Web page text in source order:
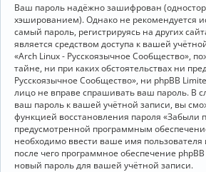
Ваш пароль надёжно зашифрован
хэшированием). Однако не рекомендуется
самый пароль, регистрируясь на других
является средством доступа к вашей
«Arch Linux - Русскоязычное Сообщество»,
тайне, ни при каких обстоятельствах ни
Русскоязычное Сообщество», ни phpBB
лицо не вправе спрашивать ваш пароль. В
ваш пароль к вашей учётной записи, вы
функцией восстановления пароля «Забыли
предусмотренной программным
необходимо ввести ваше имя
после чего программное обеспечение
новый пароль для вашей учётной записи.